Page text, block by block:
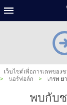
เว็บไซต์เพื่อการเดทของ
>
นอร์ฟอล์ก > เกรท ย
พบกับช